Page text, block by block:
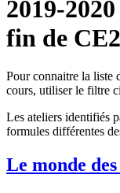
2019-
fin de CE2
Pour connaitre la liste
cours, utiliser le filtre
Les ateliers identifiés
formules différentes
Le monde